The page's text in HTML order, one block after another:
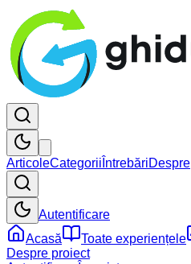
ArticoleCategorii ÎntrebăriDespre
Autentificare
Acasă
Toate experiențele
Despre proiect